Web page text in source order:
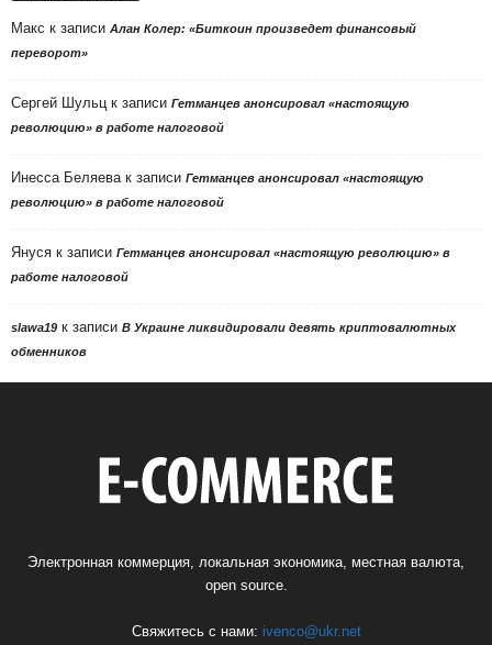
Макс к записи Алан Колер: «Биткоин произведет финансовый
переворот»
Сергей Шульц к записи Гетманцев анонсировал «настоящую
революцию» в работе налоговой
Инесса Беляева к записи Гетманцев анонсировал «настоящую
революцию» в работе налоговой
Януся к записи Гетманцев анонсировал «настоящую революцию» в
работе налоговой
slawa19 к записи В Украине ликвидировали девять криптовалютных
обменников
Электронная коммерция, локальная экономика, местная валюта,
open source.
Свяжитесь с нами: ivenco@ukr.net